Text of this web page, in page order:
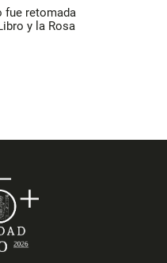
fue retomada
y la Rosa